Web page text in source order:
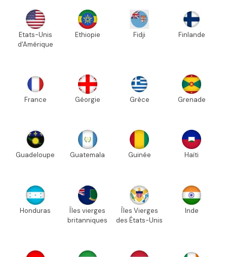
Etats-Unis
d'Amérique
Ethiopie Fidji Finlande
France Géorgie Grèce Grenade
Guadeloupe Guatemala Guinée Haïti
Honduras
Îles vierges
britanniques
Îles Vierges
des États-Unis
Inde